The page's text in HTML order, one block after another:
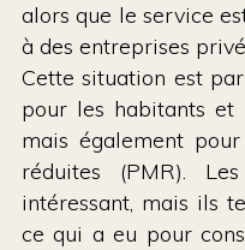
alors que le service
à des entreprises
Cette situation est
pour les habitants et
mais également
réduites (PMR).
intéressant, mais ils
ce qui a eu pour